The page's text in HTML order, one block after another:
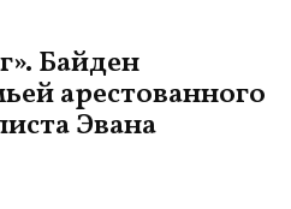
Байден
арестованного
Эвана